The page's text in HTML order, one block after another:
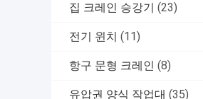
집 크레인 승강기 (23)
전기 윈치 (11)
항구 문형 크레인 (8)
유압권 양식 작업대 (35)